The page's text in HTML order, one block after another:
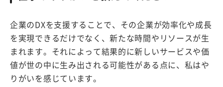
企業のDXを支援することで、その企業が効率化や成長
を実現できるだけでなく、新たな時間やリソースが生
まれます。それによって結果的に新しいサービスや価
値が世の中に生み出される可能性がある点に、私はや
りがいを感じています。